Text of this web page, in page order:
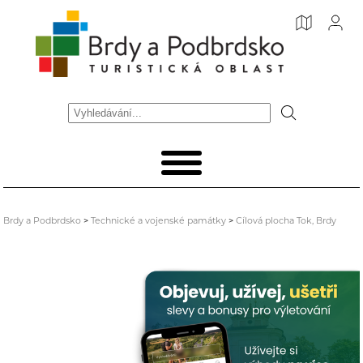
Brdy a Podbrdsko >Technické a vojenské památky >Cílová plocha Tok, Brdy